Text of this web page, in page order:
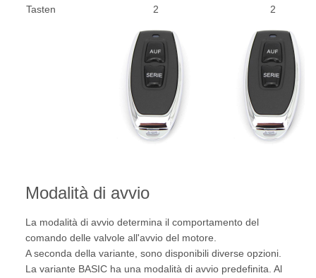
Tasten
2 2
Modalità di avvio
La modalità di avvio determina il comportamento del
comando delle valvole all'avvio del motore.
A seconda della variante, sono disponibili diverse opzioni.
La variante BASIC ha una modalità di avvio predefinita. Al